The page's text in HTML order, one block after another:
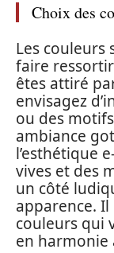
Choix des
Les couleurs
faire
êtes attiré
envisagez
ou des
ambiance
l’esthétique
vives et des
un côté
apparence.
couleurs qui
en harmonie